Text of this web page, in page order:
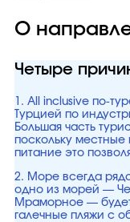
О
Четыре
1. All inclusive по-
Турцией по
Большая часть
поскольку
питание это
2. Море всегда
одно из морей —
Мраморное —
галечные пляжи с